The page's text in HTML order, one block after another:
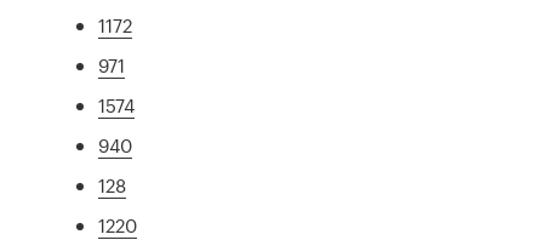
1172
971
1574
940
128
1220